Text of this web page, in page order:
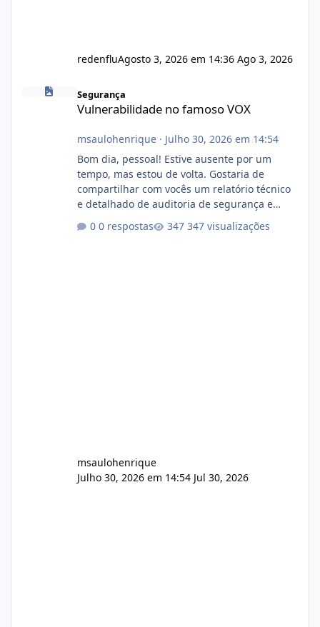
redenfluAgosto 3, 2026 em 14:36 Ago 3, 2026
Segurança
Vulnerabilidade no famoso VOX
msaulohenrique· Julho 30, 2026 em 14:54
Bom dia, pessoal! Estive ausente por um
tempo, mas estou de volta. Gostaria de
compartilhar com vocês um relatório técnico
e detalhado de auditoria de segurança e
atualmente em circulação e comercialização
0 respostas 347 visualizações
msaulohenrique
Julho 30, 2026 em 14:54 Jul 30, 2026